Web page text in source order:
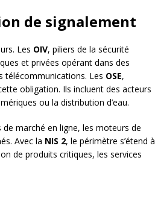
de signalement
Les OIV, piliers de la sécurité
et privées opérant dans des
télécommunications. Les OSE,
obligation. Ils incluent des acteurs
ou la distribution d’eau.
de marché en ligne, les moteurs de
Avec la NIS 2, le périmètre s’étend à
de produits critiques, les services